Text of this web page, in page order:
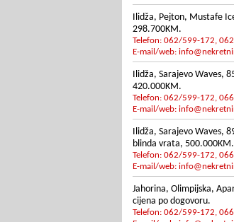
Ilidža, Pejton, Mustafe
298.700KM.
Telefon: 062/599-172,
E-mail/web:
Ilidža, Sarajevo Waves,
420.000KM.
Telefon: 062/599-172,
E-mail/web:
Ilidža, Sarajevo Waves,
blinda vrata, 500.000KM.
Telefon: 062/599-172,
E-mail/web:
Jahorina, Olimpijska,
cijena po dogovoru.
Telefon: 062/599-172,